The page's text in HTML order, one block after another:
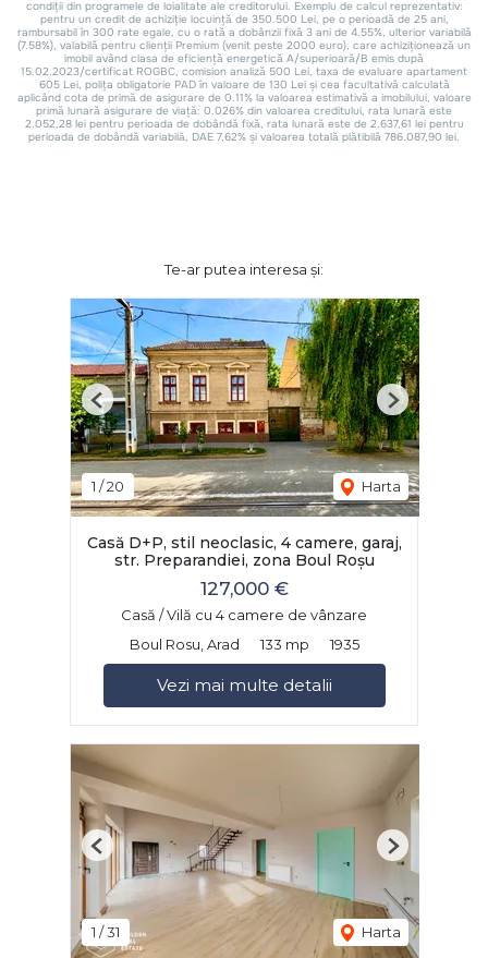
Te-ar putea interesa și:
1 /20 Harta
Previous Next
Casă D+P, stil neoclasic, 4 camere, garaj,
str. Preparandiei, zona Boul Roșu
127,000 €
Casă / Vilă cu 4 camere de vânzare
Boul Rosu, Arad
133 mp 1935
Vezi mai multe detalii
1 /31 Harta
Previous Next